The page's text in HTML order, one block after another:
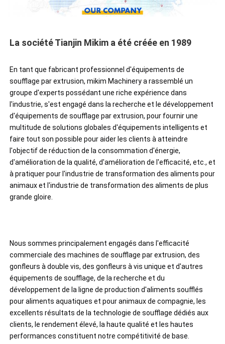
La société Tianjin Mikim a été créée en 1989
En tant que fabricant professionnel d'équipements de
soufflage par extrusion, mikim Machinery a rassemblé un
groupe d'experts possédant une riche expérience dans
l'industrie, s'est engagé dans la recherche et le développement
d'équipements de soufflage par extrusion, pour fournir une
multitude de solutions globales d'équipements intelligents et
faire tout son possible pour aider les clients à atteindre
l'objectif de réduction de la consommation d'énergie,
d'amélioration de la qualité, d'amélioration de l'efficacité, etc., et
à pratiquer pour l'industrie de transformation des aliments pour
animaux et l'industrie de transformation des aliments de plus
grande gloire.
Nous sommes principalement engagés dans l'efficacité
commerciale des machines de soufflage par extrusion, des
gonfleurs à double vis, des gonfleurs à vis unique et d'autres
équipements de soufflage, de la recherche et du
développement de la ligne de production d'aliments soufflés
pour aliments aquatiques et pour animaux de compagnie, les
excellents résultats de la technologie de soufflage dédiés aux
clients, le rendement élevé, la haute qualité et les hautes
performances constituent notre compétitivité de base.